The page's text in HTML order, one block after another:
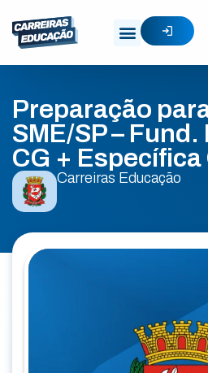
Preparação
SME/SP – Fund.
CG +
Carreiras Educação